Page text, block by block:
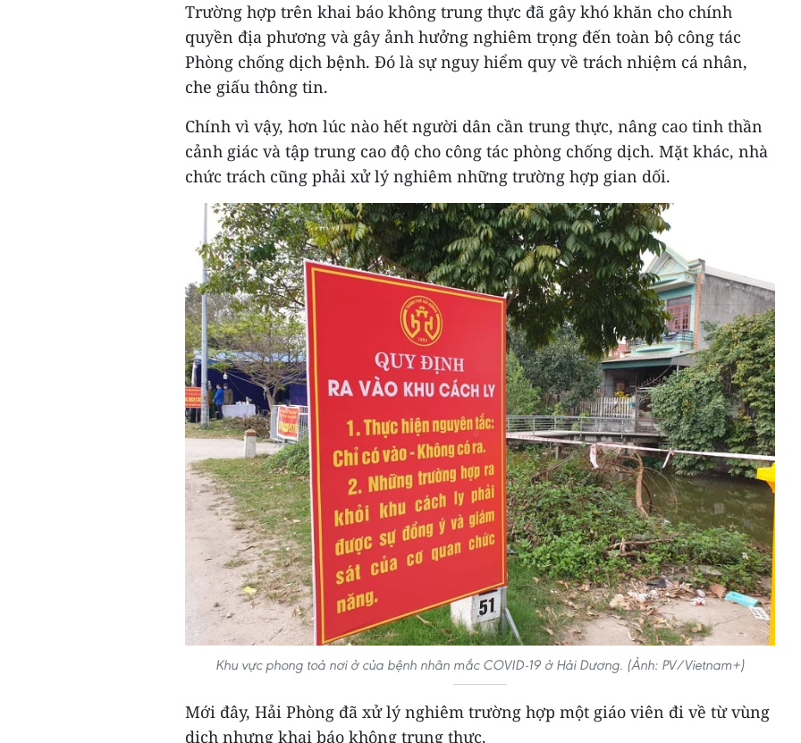
Trường hợp trên khai báo không trung thực đã gây khó khăn cho chính
quyền địa phương và gây ảnh hưởng nghiêm trọng đến toàn bộ công tác
Phòng chống dịch bệnh. Đó là sự nguy hiểm quy về trách nhiệm cá nhân,
che giấu thông tin.
Chính vì vậy, hơn lúc nào hết người dân cần trung thực, nâng cao tinh thần
cảnh giác và tập trung cao độ cho công tác phòng chống dịch. Mặt khác, nhà
chức trách cũng phải xử lý nghiêm những trường hợp gian dối.
Khu vực phong toả nơi ở của bệnh nhân mắc COVID-19 ở Hải Dương. (Ảnh: PV/Vietnam+)
Mới đây, Hải Phòng đã xử lý nghiêm trường hợp một giáo viên đi về từ vùng
dịch nhưng khai báo không trung thực.